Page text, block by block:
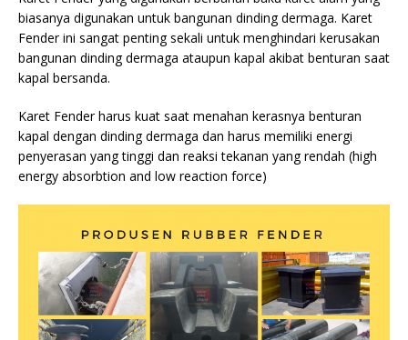
biasanya digunakan untuk bangunan dinding dermaga. Karet
Fender ini sangat penting sekali untuk menghindari kerusakan
bangunan dinding dermaga ataupun kapal akibat benturan saat
kapal bersanda.
Karet Fender harus kuat saat menahan kerasnya benturan
kapal dengan dinding dermaga dan harus memiliki energi
penyerasan yang tinggi dan reaksi tekanan yang rendah (high
energy absorbtion and low reaction force)